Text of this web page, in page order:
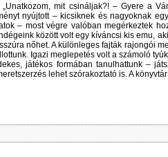
„Unatkozom, mit csináljak?! – Gyere a
nyújtott – kicsiknek és nagyoknak
– most végre valóban megérkeztek
között volt egy kíváncsi kis emu,
nőhet. A különleges fajták rajongói
Igazi meglepetés volt a számoló
játékos formában tanulhattunk –
lehet szórakoztató is. A